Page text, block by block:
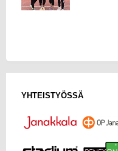
YHTEISTYÖSSÄ